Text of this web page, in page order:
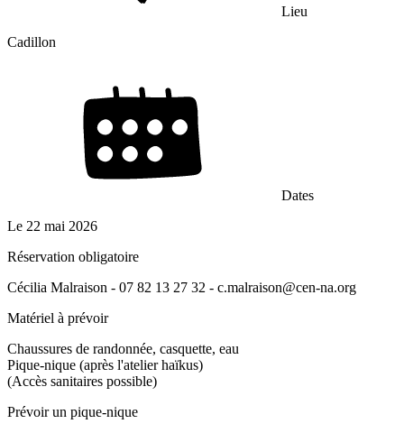
Lieu
Cadillon
Dates
Le 22 mai 2026
Réservation obligatoire
Cécilia Malraison - 07 82 13 27 32 - c.malraison@cen-na.org
Matériel à prévoir
Chaussures de randonnée, casquette, eau
Pique-nique (après l'atelier haïkus)
(Accès sanitaires possible)
Prévoir un pique-nique